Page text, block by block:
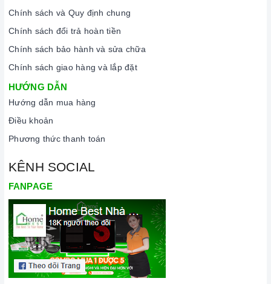
Chính sách và Quy định chung
Chính sách đổi trả hoàn tiền
Chính sách bảo hành và sửa chữa
Chính sách giao hàng và lắp đặt
HƯỚNG DẪN
Hướng dẫn mua hàng
Điều khoản
Phương thức thanh toán
KÊNH SOCIAL
FANPAGE